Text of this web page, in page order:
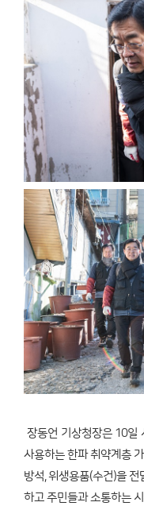
장동언 기상청장은 10일
사용하는 한파 취약계층
방석, 위생용품(수건)을
하고 주민들과 소통하는